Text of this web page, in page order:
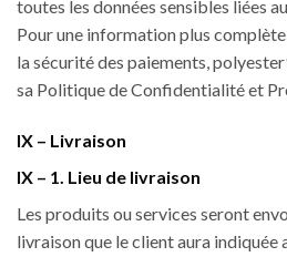
toutes les données sensibles liées
Pour une information plus
la sécurité des paiements,
sa Politique de Confidentialité et
IX – Livraison
IX – 1. Lieu de livraison
Les produits ou services seront
livraison que le client aura indiquée